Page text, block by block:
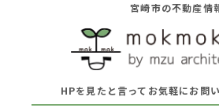
宮崎市の不動産情
HPを見たと言ってお気軽にお問